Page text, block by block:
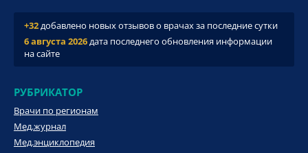
+32добавлено новых отзывов о врачах за последние сутки
6 августа 2026дата последнего обновления информации
на сайте
РУБРИКАТОР
Врачи по регионам
Мед.журнал
Мед.энциклопедия